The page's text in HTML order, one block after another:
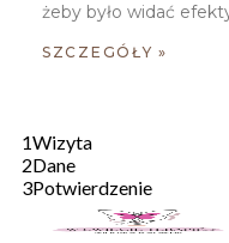
żeby było widać
SZCZEGÓŁY »